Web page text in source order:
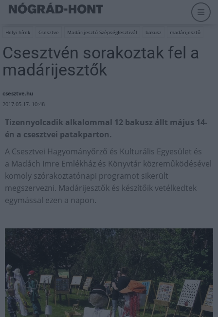
Helyi hírek Csesztve Madárijesztő Szépségfesztivál bakusz madárijesztő
Csesztvén sorakoztak fel a
madárijesztők
csesztve.hu
2017.05.17. 10:48
Tizennyolcadik alkalommal 12 bakusz állt május 14-
én a csesztvei patakparton.
A Csesztvei Hagyományőrző és Kulturális Egyesület és
a Madách Imre Emlékház és Könyvtár közreműködésével
komoly szórakoztatónapi programot sikerült
megszervezni. Madárijesztők és készítőik vetélkedtek
egymással ezen a napon.